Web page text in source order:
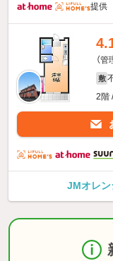
提供
（
敷
2階
JMオレン